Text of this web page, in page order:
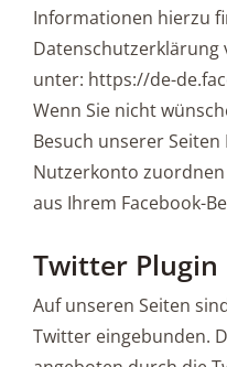
Informationen hierzu
Datenschutzerklärung
unter: https://de-
Wenn Sie nicht
Besuch unserer
Nutzerkonto
aus Ihrem Facebook-
Twitter Plugin
Auf unseren Seiten
Twitter eingebunden.